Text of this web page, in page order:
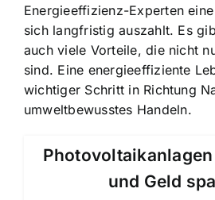
Energieeffizienz-Experten
sich langfristig auszahlt. Es
auch viele Vorteile, die nicht
sind. Eine energieeffiziente
wichtiger Schritt in Richtung
umweltbewusstes Handeln.
und Geld